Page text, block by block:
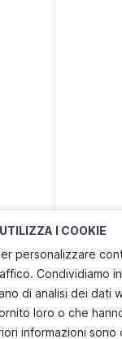
I COOKIE
personalizzare
Condividiamo
di analisi dei dati
loro o che
informazioni sono